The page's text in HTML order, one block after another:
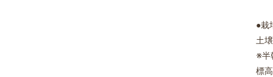
●栽
土
※半
標